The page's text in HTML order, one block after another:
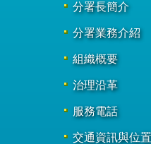
分署長簡介
分署業務介紹
組織概要
治理沿革
服務電話
交通資訊與位